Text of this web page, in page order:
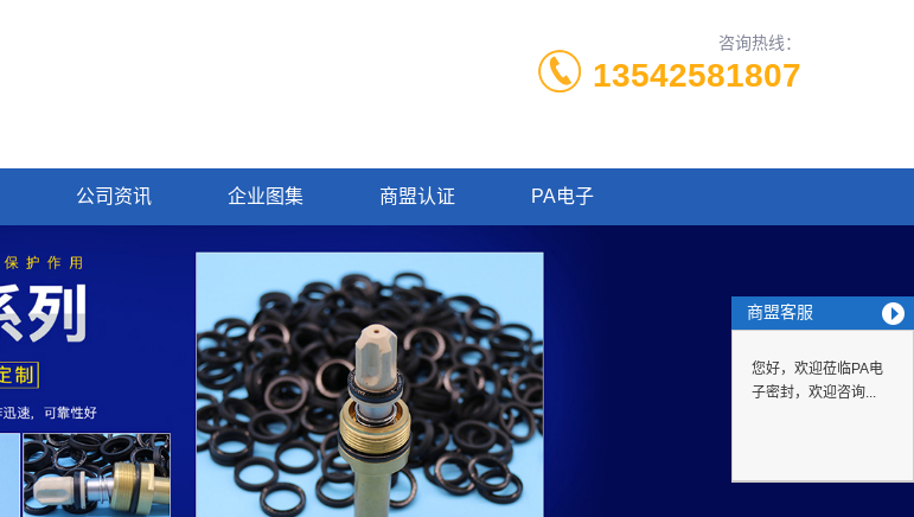
咨询热线：
13542581807
公司资讯 企业图集 商盟认证 PA电子
商盟客服
您好，欢迎莅临PA电
子密封，欢迎咨询...